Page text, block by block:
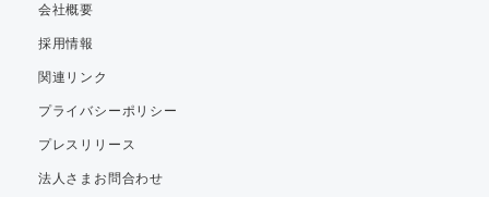
会社概要
採用情報
関連リンク
プライバシーポリシー
プレスリリース
法人さまお問合わせ